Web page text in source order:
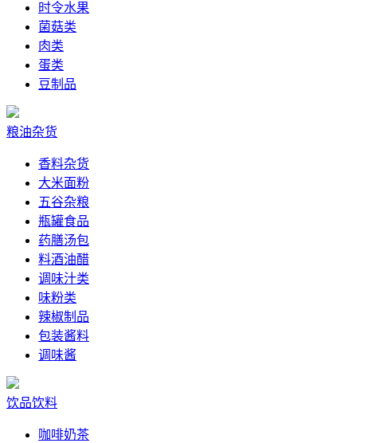
时令水果
菌菇类
肉类
蛋类
豆制品
粮油杂货
香料杂货
大米面粉
五谷杂粮
瓶罐食品
药膳汤包
料酒油醋
调味汁类
味粉类
辣椒制品
包装酱料
调味酱
饮品饮料
咖啡奶茶